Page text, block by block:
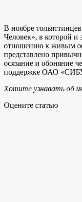
В ноябре
Человек», в которой и
отношению к живым
представлено
осязание и обоняние
поддержке ОАО
Хотите узнавать об
Оцените статью